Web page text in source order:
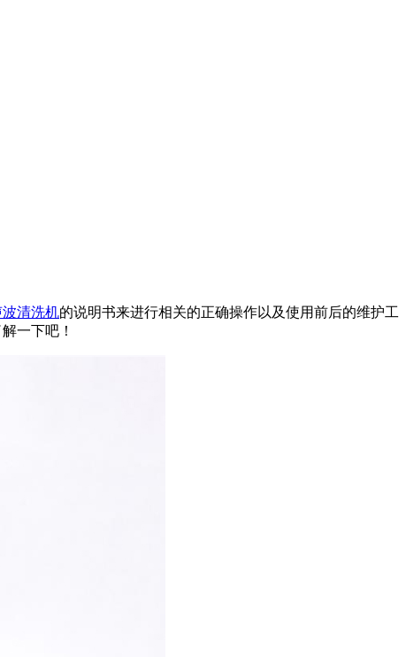
清洗机的说明书来进行相关的正确操作以及使用前后的维护工
一下吧！